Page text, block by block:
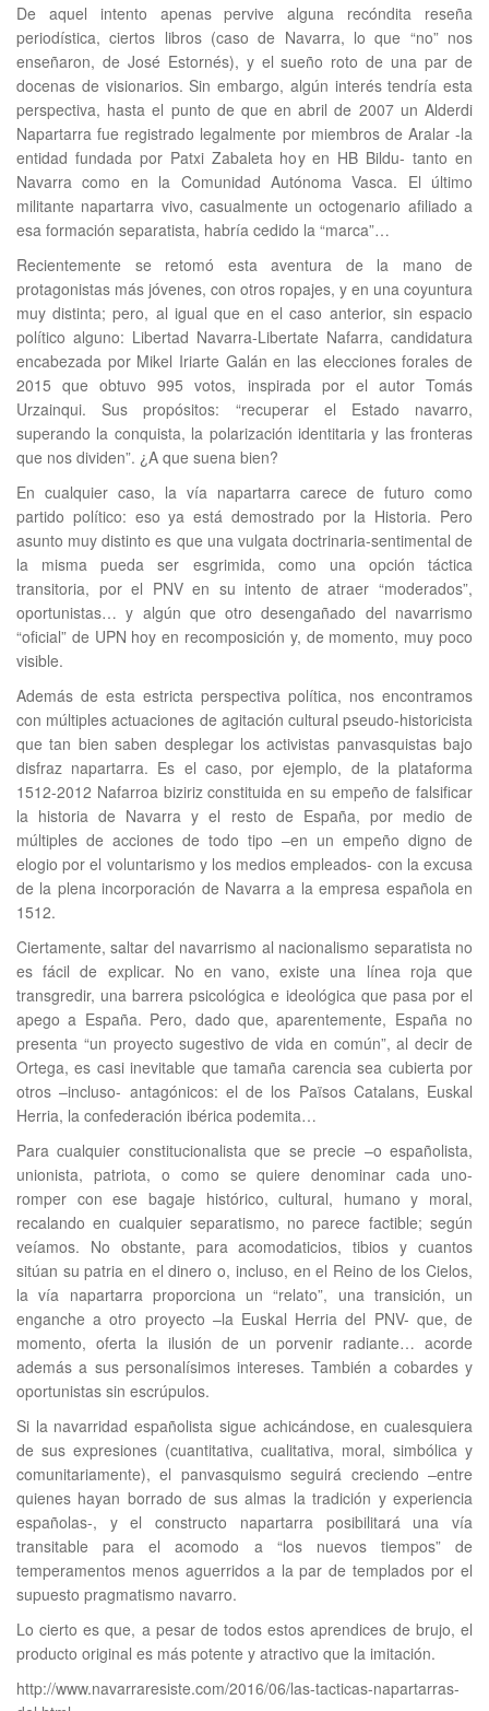
De aquel intento apenas pervive alguna recóndita reseña
periodística, ciertos libros (caso de Navarra, lo que “no” nos
enseñaron, de José Estornés), y el sueño roto de una par de
docenas de visionarios. Sin embargo, algún interés tendría esta
perspectiva, hasta el punto de que en abril de 2007 un Alderdi
Napartarra fue registrado legalmente por miembros de Aralar -la
entidad fundada por Patxi Zabaleta hoy en HB Bildu- tanto en
Navarra como en la Comunidad Autónoma Vasca. El último
militante napartarra vivo, casualmente un octogenario afiliado a
esa formación separatista, habría cedido la “marca”…
Recientemente se retomó esta aventura de la mano de
protagonistas más jóvenes, con otros ropajes, y en una coyuntura
muy distinta; pero, al igual que en el caso anterior, sin espacio
político alguno: Libertad Navarra-Libertate Nafarra, candidatura
encabezada por Mikel Iriarte Galán en las elecciones forales de
2015 que obtuvo 995 votos, inspirada por el autor Tomás
Urzainqui. Sus propósitos: “recuperar el Estado navarro,
superando la conquista, la polarización identitaria y las fronteras
que nos dividen”. ¿A que suena bien?
En cualquier caso, la vía napartarra carece de futuro como
partido político: eso ya está demostrado por la Historia. Pero
asunto muy distinto es que una vulgata doctrinaria-sentimental de
la misma pueda ser esgrimida, como una opción táctica
transitoria, por el PNV en su intento de atraer “moderados”,
oportunistas… y algún que otro desengañado del navarrismo
“oficial” de UPN hoy en recomposición y, de momento, muy poco
visible.
Además de esta estricta perspectiva política, nos encontramos
con múltiples actuaciones de agitación cultural pseudo-historicista
que tan bien saben desplegar los activistas panvasquistas bajo
disfraz napartarra. Es el caso, por ejemplo, de la plataforma
1512-2012 Nafarroa biziriz constituida en su empeño de falsificar
la historia de Navarra y el resto de España, por medio de
múltiples de acciones de todo tipo –en un empeño digno de
elogio por el voluntarismo y los medios empleados- con la excusa
de la plena incorporación de Navarra a la empresa española en
1512.
Ciertamente, saltar del navarrismo al nacionalismo separatista no
es fácil de explicar. No en vano, existe una línea roja que
transgredir, una barrera psicológica e ideológica que pasa por el
apego a España. Pero, dado que, aparentemente, España no
presenta “un proyecto sugestivo de vida en común”, al decir de
Ortega, es casi inevitable que tamaña carencia sea cubierta por
otros –incluso- antagónicos: el de los Països Catalans, Euskal
Herria, la confederación ibérica podemita…
Para cualquier constitucionalista que se precie –o españolista,
unionista, patriota, o como se quiere denominar cada uno-
romper con ese bagaje histórico, cultural, humano y moral,
recalando en cualquier separatismo, no parece factible; según
veíamos. No obstante, para acomodaticios, tibios y cuantos
sitúan su patria en el dinero o, incluso, en el Reino de los Cielos,
la vía napartarra proporciona un “relato”, una transición, un
enganche a otro proyecto –la Euskal Herria del PNV- que, de
momento, oferta la ilusión de un porvenir radiante… acorde
además a sus personalísimos intereses. También a cobardes y
oportunistas sin escrúpulos.
Si la navarridad españolista sigue achicándose, en cualesquiera
de sus expresiones (cuantitativa, cualitativa, moral, simbólica y
comunitariamente), el panvasquismo seguirá creciendo –entre
quienes hayan borrado de sus almas la tradición y experiencia
españolas-, y el constructo napartarra posibilitará una vía
transitable para el acomodo a “los nuevos tiempos” de
temperamentos menos aguerridos a la par de templados por el
supuesto pragmatismo navarro.
Lo cierto es que, a pesar de todos estos aprendices de brujo, el
producto original es más potente y atractivo que la imitación.
http://www.navarraresiste.com/2016/06/las-tacticas-napartarras-